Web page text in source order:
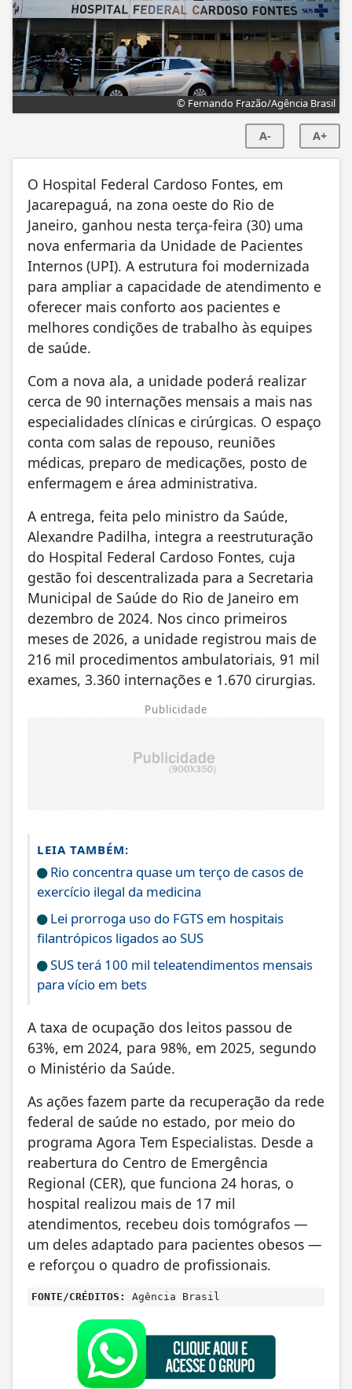
© Fernando Frazão/Agência Brasil
A- A+
O Hospital Federal Cardoso Fontes, em
Jacarepaguá, na zona oeste do Rio de
Janeiro, ganhou nesta terça-feira (30) uma
nova enfermaria da Unidade de Pacientes
Internos (UPI). A estrutura foi modernizada
para ampliar a capacidade de atendimento e
oferecer mais conforto aos pacientes e
melhores condições de trabalho às equipes
de saúde.
Com a nova ala, a unidade poderá realizar
cerca de 90 internações mensais a mais nas
especialidades clínicas e cirúrgicas. O espaço
conta com salas de repouso, reuniões
médicas, preparo de medicações, posto de
enfermagem e área administrativa.
A entrega, feita pelo ministro da Saúde,
Alexandre Padilha, integra a reestruturação
do Hospital Federal Cardoso Fontes, cuja
gestão foi descentralizada para a Secretaria
Municipal de Saúde do Rio de Janeiro em
dezembro de 2024. Nos cinco primeiros
meses de 2026, a unidade registrou mais de
216 mil procedimentos ambulatoriais, 91 mil
exames, 3.360 internações e 1.670 cirurgias.
Publicidade
LEIA TAMBÉM:
Rio concentra quase um terço de casos de
exercício ilegal da medicina
Lei prorroga uso do FGTS em hospitais
filantrópicos ligados ao SUS
SUS terá 100 mil teleatendimentos mensais
para vício em bets
A taxa de ocupação dos leitos passou de
63%, em 2024, para 98%, em 2025, segundo
o Ministério da Saúde.
As ações fazem parte da recuperação da rede
federal de saúde no estado, por meio do
programa Agora Tem Especialistas. Desde a
reabertura do Centro de Emergência
Regional (CER), que funciona 24 horas, o
hospital realizou mais de 17 mil
atendimentos, recebeu dois tomógrafos —
um deles adaptado para pacientes obesos —
e reforçou o quadro de profissionais.
FONTE/CRÉDITOS: Agência Brasil